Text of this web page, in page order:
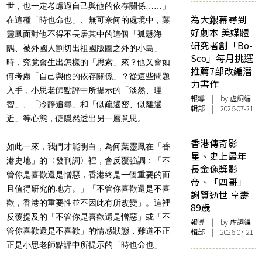
世，也一定考慮過自己與他的依存關係……」
在這種「時也命也」、無可奈何的處境中，葉
靈鳳面對他不得不長居其中的這個「孤懸海
隅、被外國人割切出祖國版圖之外的小島」
時，究竟會生出怎樣的「思索」來？他又會如
何考慮「自己與他的依存關係」？從這些問題
入手，小思老師點評中所提示的「淡然、理
智」、「冷靜追尋」和「似疏還密、似離還
近」等心態，便隱然透出另一層意思。
如此一來，我們才能明白，為何葉靈鳳在「香
港史地」的〈發刊詞〉裡，會反覆強調：「不
管你是喜歡還是憎惡，香港終是一個重要的而
且值得研究的地方。」「不管你喜歡還是不喜
歡，香港的重要性並不因此有所改變」。這裡
反覆提及的「不管你是喜歡還是憎惡」或「不
管你喜歡還是不喜歡」的情感狀態，難道不正
正是小思老師點評中所提示的「時也命也」
為大銀幕尋到
好劇本 美媒體
研究者創「Bo-
Sco」每月挑選
推薦7部改編潛
力書作
報導 | by 虛詞編
輯部 | 2026-07-21
香港傳奇影
星、史上最年
長金像獎影
帝、「四哥」
謝賢逝世 享壽
89歲
報導 | by 虛詞編
輯部 | 2026-07-21